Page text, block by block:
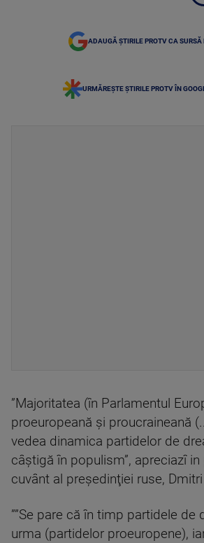
ADAUGĂ ȘTIRILE PROTV CA SURSĂ
URMĂREȘTE ȘTIRILE PROTV ÎN
”Majoritatea (în Parlamentul
proeuropeană şi proucraineană
vedea dinamica partidelor de
câştigă în populism”, apreciazî
cuvânt al preşedinţiei ruse,
””Se pare că în timp partidele de
urma (partidelor proeuropene),